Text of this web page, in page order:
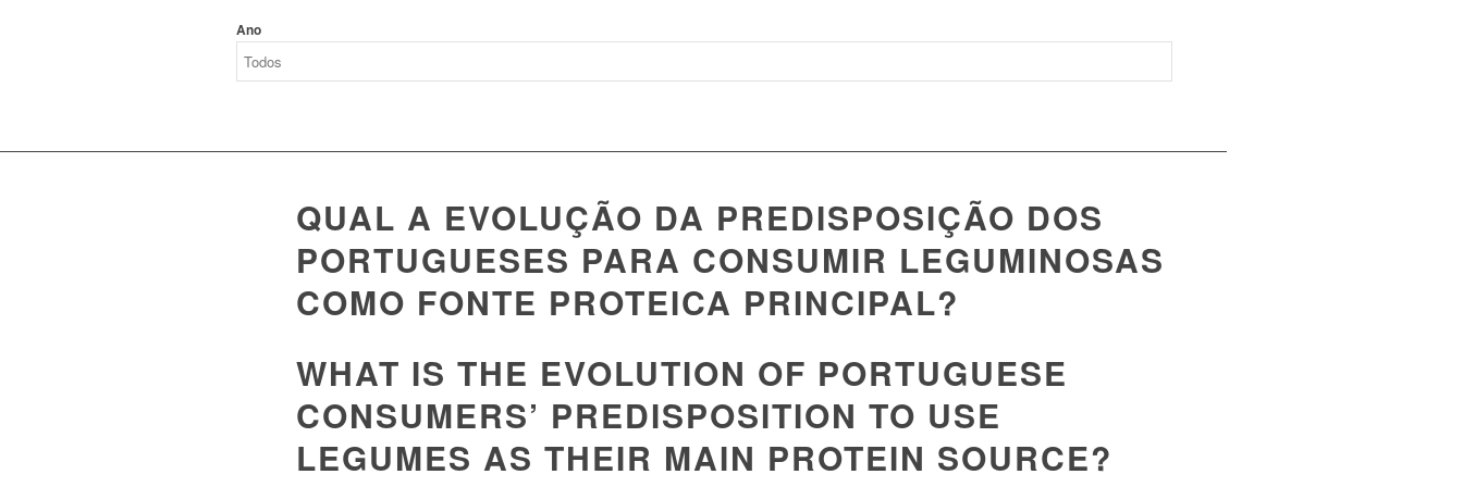
Ano
QUAL A EVOLUÇÃO DA PREDISPOSIÇÃO DOS
PORTUGUESES PARA CONSUMIR LEGUMINOSAS
COMO FONTE PROTEICA PRINCIPAL?
WHAT IS THE EVOLUTION OF PORTUGUESE
CONSUMERS’ PREDISPOSITION TO USE
LEGUMES AS THEIR MAIN PROTEIN SOURCE?